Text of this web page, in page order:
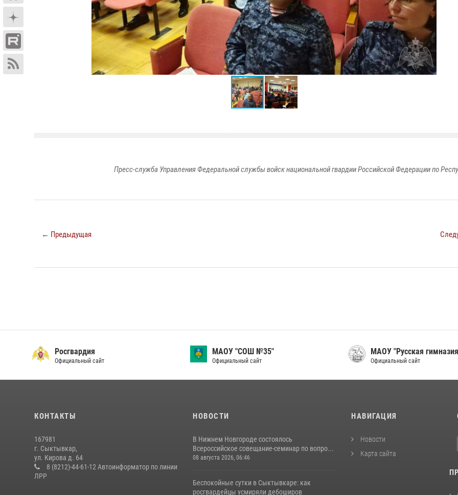
Пресс-служба Управления Федеральной службы войск национальной гвардии Российской Федерации по
← Предыдущая
Росгвардия
Официальный сайт
МАОУ "СОШ №35"
Официальный сайт
МАОУ "Русская
Официальный сайт
КОНТАКТЫ
167981
г. Сыктывкар,
ул. Кирова д. 64
8 (8212)-44-61-12 Автоинформатор по линии
ЛРР
НОВОСТИ
В Нижнем Новгороде состоялось
Всероссийское совещание-семинар по вопро...
08 августа 2026, 06:46
Беспокойные сутки в Сыктывкаре: как
росгвардейцы усмиряли дебоширов
НАВИГАЦИЯ
Новости
Карта сайта